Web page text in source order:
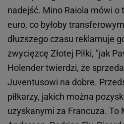
nadejść. Mino Raiola mówi o
euro, co byłoby
dłuższego czasu reklamuje
zwycięzcę Złotej Piłki, "jak
Holender twierdzi, że
Juventusowi na dobre.
piłkarzy, jakich można
uzyskanymi za Francuza. To